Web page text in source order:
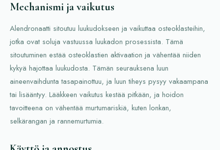
Mechanismi ja vaikutus
Alendronaatti sitoutuu luukudokseen ja vaikuttaa osteoklasteihin,
jotka ovat soluja vastuussa luukadon prosessista. Tämä
sitoutuminen estää osteoklastien aktivaation ja vähentää niiden
kykyä hajottaa luukudosta. Tämän seurauksena luun
aineenvaihdunta tasapainottuu, ja luun tiheys pysyy vakaampana
tai lisääntyy. Lääkkeen vaikutus kestää pitkään, ja hoidon
tavoitteena on vähentää murtumariskiä, kuten lonkan,
selkärangan ja rannemurtumia.